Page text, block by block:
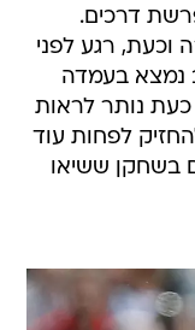
פרשת דרכים.
וכעת, רגע לפני
נמצא בעמדה
נותר לראות
לפחות עוד
בשחקן ששיאו